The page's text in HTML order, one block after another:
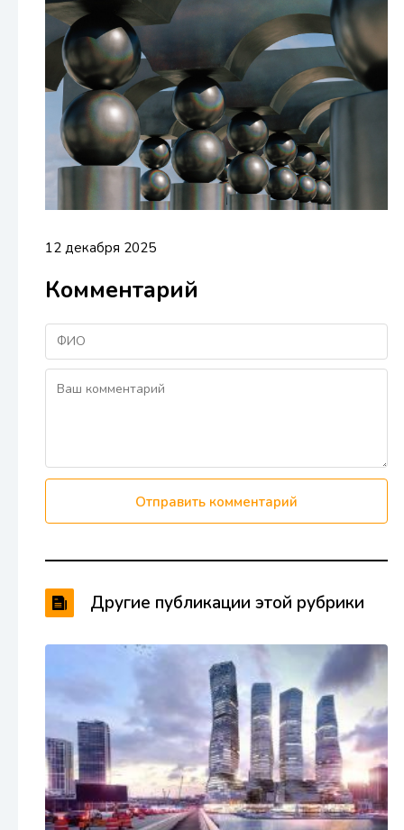
12 декабря 2025
Комментарий
Отправить комментарий
Другие публикации этой рубрики